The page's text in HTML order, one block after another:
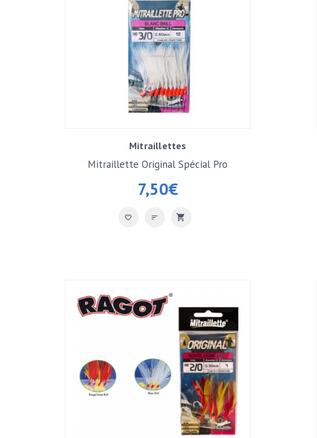
Mitraillettes
7,50€
Mitraillette Original Spécial Pro